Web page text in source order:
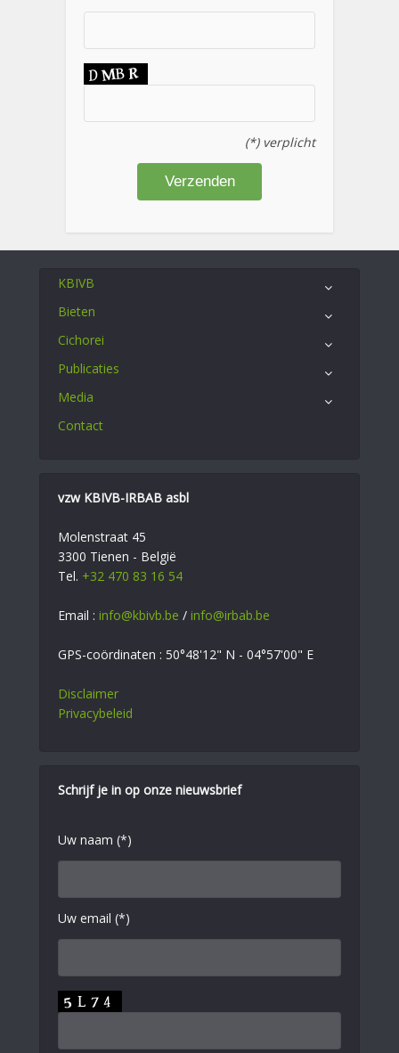
(*) verplicht
KBIVB
Bieten
Cichorei
Publicaties
Media
Contact
vzw KBIVB-IRBAB asbl
Molenstraat 45
3300 Tienen - België
Tel. +32 470 83 16 54
Email : info@kbivb.be / info@irbab.be
GPS-coördinaten : 50°48'12" N - 04°57'00" E
Disclaimer
Privacybeleid
Schrijf je in op onze nieuwsbrief
Uw naam (*)
Uw email (*)